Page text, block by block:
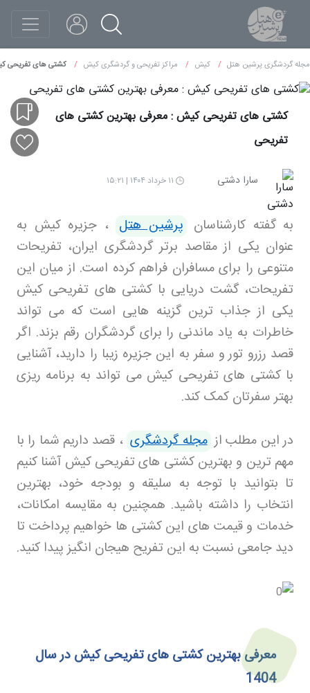
مجله گردشگری پرشین هتل کیش مراکز تفریحی و گردشگری کیش کشتی های تفریحی
کشتی های تفریحی کیش : معرفی بهترین کشتی های
تفریحی
سارا دشتی ۱۱ خرداد ۱۴۰۴ | ۱۵:۲۱
به گفته کارشناسان پرشین هتل ، جزیره کیش به
عنوان یکی از مقاصد برتر گردشگری ایران، تفریحات
متنوعی را برای مسافران فراهم کرده است. از میان این
تفریحات، گشت دریایی با کشتی های تفریحی کیش
یکی از جذاب ترین گزینه هایی است که می تواند
خاطرات به یاد ماندنی را برای گردشگران رقم بزند. اگر
قصد رزرو تور و سفر به این جزیره زیبا را دارید، آشنایی
با کشتی های تفریحی کیش می تواند به برنامه ریزی
بهتر سفرتان کمک کند.
در این مطلب از مجله گردشگری ، قصد داریم شما را با
مهم ترین و بهترین کشتی های تفریحی کیش آشنا کنیم
تا بتوانید با توجه به سلیقه و بودجه خود، بهترین
انتخاب را داشته باشید. همچنین به مقایسه امکانات،
خدمات و قیمت های این کشتی ها خواهیم پرداخت تا
دید جامعی نسبت به این تفریح هیجان انگیز پیدا کنید.
معرفی بهترین کشتی های تفریحی کیش در سال
1404